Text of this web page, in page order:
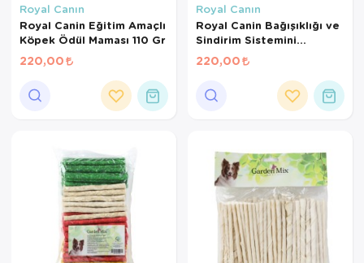
Royal Canın
Royal Canin Eğitim Amaçlı
Köpek Ödül Maması 110 Gr
220,00
Royal Canın
Royal Canin Bağışıklığı ve
Sindirim Sistemini
Destekleyen Tamamlayıcı
Yavru Köpek Ödül Maması
220,00